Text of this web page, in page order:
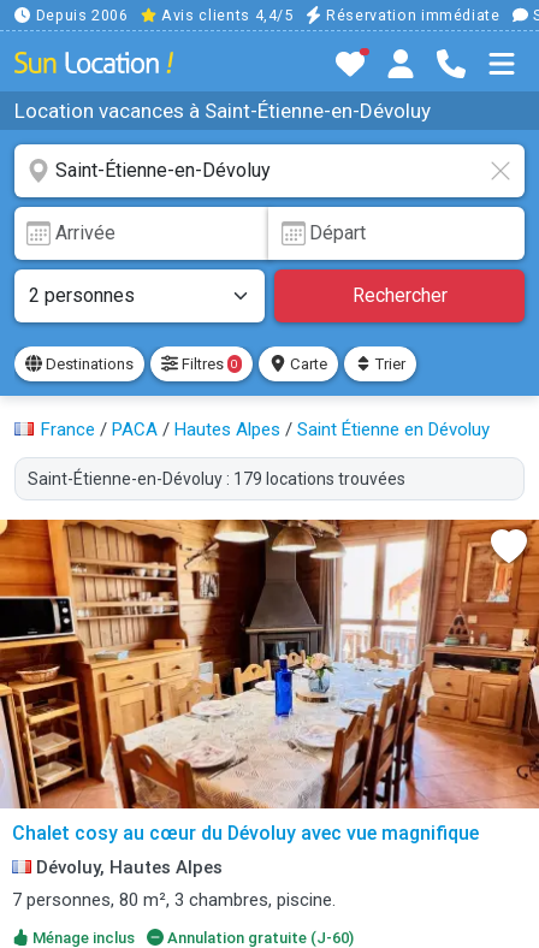
Depuis 2006 Avis clients 4,4/5 Réservation immédiate
Location vacances à Saint-Étienne-en-Dévoluy
Rechercher
Destinations Filtres 0 Carte Trier
France / PACA / Hautes Alpes / Saint Étienne en Dévoluy
Saint-Étienne-en-Dévoluy : 179 locations trouvées
Chalet cosy au cœur du Dévoluy avec vue magnifique
Dévoluy, Hautes Alpes
7 personnes, 80 m², 3 chambres, piscine.
Ménage inclus Annulation gratuite (J-60)